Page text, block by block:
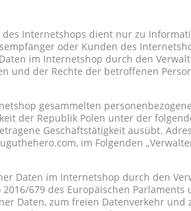
Internetshops dient nur zu
oder Kunden des
im Internetshop durch den
und der Rechte der betroffenen
gesammelten
der Republik Polen unter der
Geschäftstätigkeit ausübt.
im Folgenden
Daten im Internetshop durch den
679 des Europäischen
Daten, zum freien Datenverkehr